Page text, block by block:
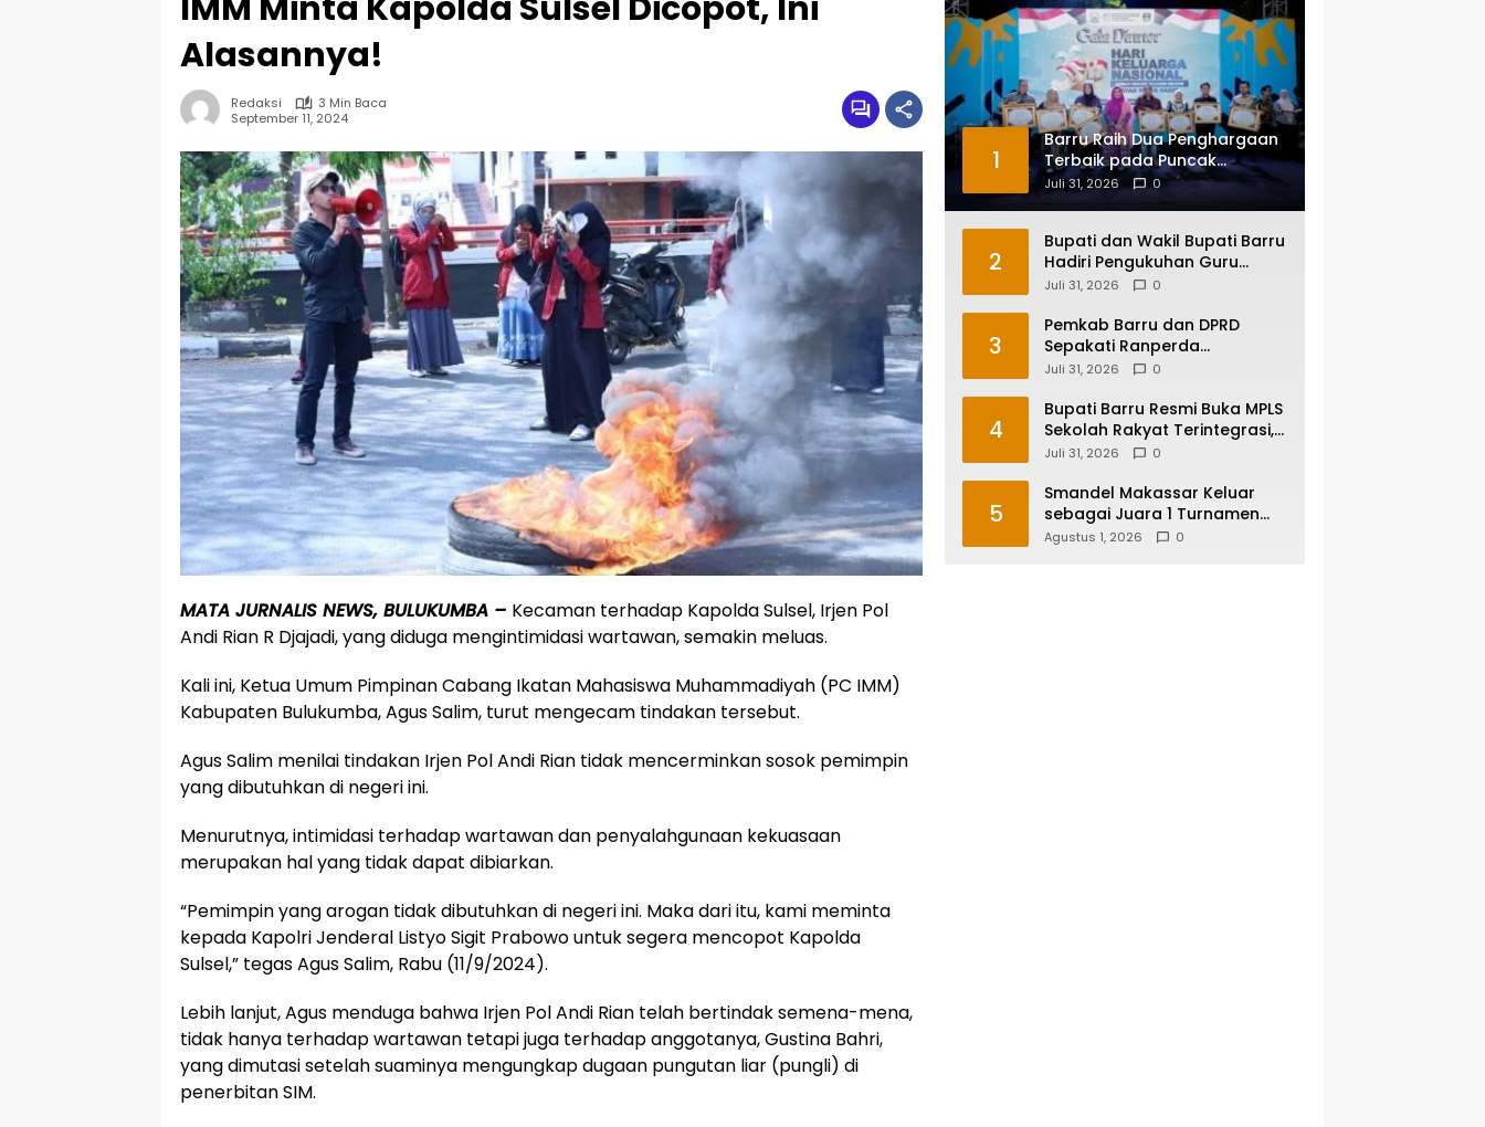
Alasannya!
Redaksi
3 Min Baca
September 11, 2024
MATA JURNALIS NEWS, BULUKUMBA – Kecaman terhadap Kapolda Sulsel, Irjen Pol
Andi Rian R Djajadi, yang diduga mengintimidasi wartawan, semakin meluas.
Kali ini, Ketua Umum Pimpinan Cabang Ikatan Mahasiswa Muhammadiyah (PC IMM)
Kabupaten Bulukumba, Agus Salim, turut mengecam tindakan tersebut.
Agus Salim menilai tindakan Irjen Pol Andi Rian tidak mencerminkan sosok pemimpin
yang dibutuhkan di negeri ini.
Menurutnya, intimidasi terhadap wartawan dan penyalahgunaan kekuasaan
merupakan hal yang tidak dapat dibiarkan.
“Pemimpin yang arogan tidak dibutuhkan di negeri ini. Maka dari itu, kami meminta
kepada Kapolri Jenderal Listyo Sigit Prabowo untuk segera mencopot Kapolda
Sulsel,” tegas Agus Salim, Rabu (11/9/2024).
Lebih lanjut, Agus menduga bahwa Irjen Pol Andi Rian telah bertindak semena-mena,
tidak hanya terhadap wartawan tetapi juga terhadap anggotanya, Gustina Bahri,
yang dimutasi setelah suaminya mengungkap dugaan pungutan liar (pungli) di
penerbitan SIM.
1
Barru Raih Dua Penghargaan
Terbaik pada Puncak
Harganas ke-33 Tingkat
Sulawesi Selatan
Juli 31, 2026 0
2
Bupati dan Wakil Bupati Barru
Hadiri Pengukuhan Guru
Besar UNM, Apresiasi Capaian
Juli 31, 2026 0
3
Pemkab Barru dan DPRD
Sepakati Ranperda
Pertanggungjawaban APBD
Kelola dan Perlindungan Anak
Juli 31, 2026 0
4
Bupati Barru Resmi Buka MPLS
Sekolah Rakyat Terintegrasi,
Tegaskan Pendidikan Kunci
Juli 31, 2026 0
5
Smandel Makassar Keluar
sebagai Juara 1 Turnamen
Futsal Smansa Cup Vol. 13
Agustus 1, 2026 0